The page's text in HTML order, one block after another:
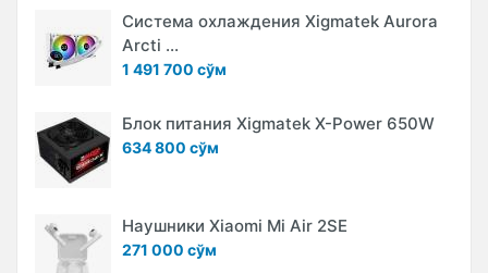
Система охлаждения Xigmatek Aurora
Arcti ...
1 491 700 сўм
Блок питания Xigmatek X-Power 650W
634 800 сўм
Наушники Xiaomi Mi Air 2SE
271 000 сўм